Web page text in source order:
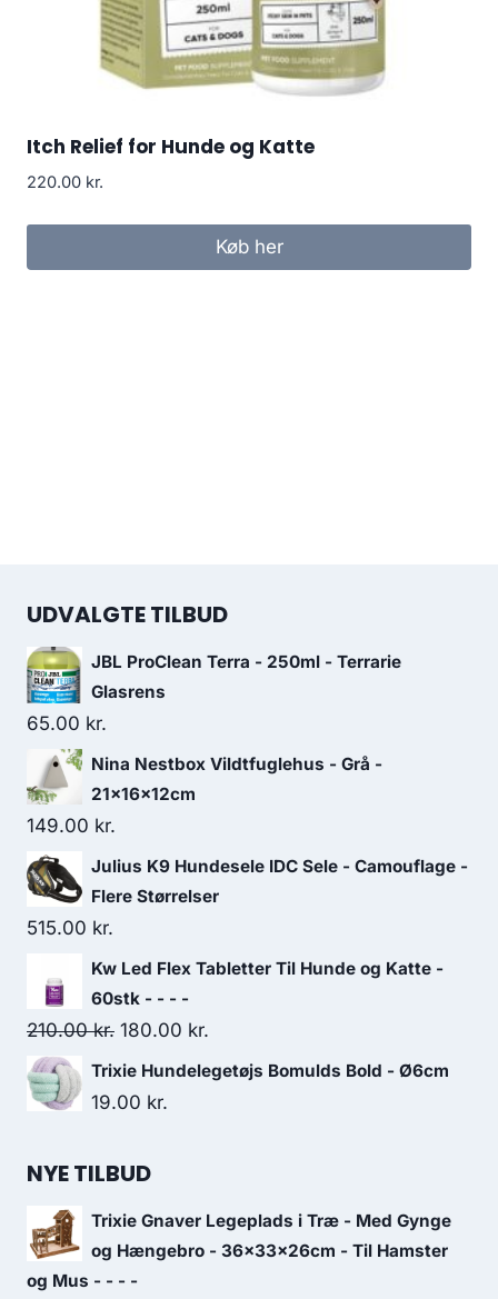
Itch Relief for Hunde og Katte
220.00 kr.
Køb her
UDVALGTE TILBUD
JBL ProClean Terra - 250ml - Terrarie
Glasrens
65.00 kr.
Nina Nestbox Vildtfuglehus - Grå -
21x16x12cm
149.00 kr.
Julius K9 Hundesele IDC Sele - Camouflage -
Flere Størrelser
515.00 kr.
Kw Led Flex Tabletter Til Hunde og Katte -
60stk - - - -
210.00kr. Den
oprindelige
pris
210.00 kr..
180.00 kr.
aktuelle
Trixie Hundelegetøjs Bomulds Bold - Ø6cm
19.00 kr.
NYE TILBUD
Trixie Gnaver Legeplads i Træ - Med Gynge
og Hængebro - 36x33x26cm - Til Hamster
og Mus - - - -